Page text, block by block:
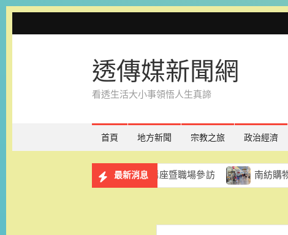
to
透傳媒新聞網
看透生活大小事領悟人生真諦
首頁 地方新聞 宗教之旅 政治經濟
最新消息
務計畫 8月29日辦理講座暨職場參訪 南紡購物中心「夏